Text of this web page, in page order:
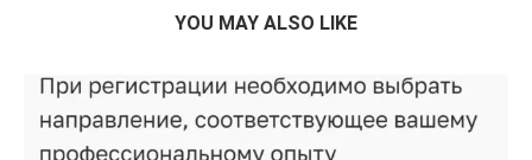
YOU MAY ALSO LIKE